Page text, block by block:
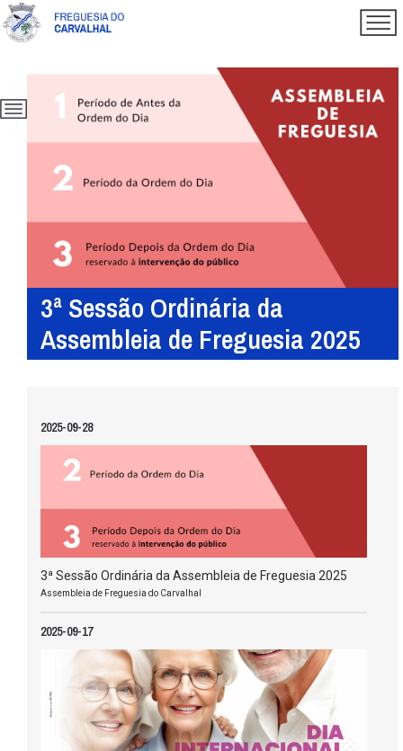
3ª Sessão Ordinária da
Assembleia de Freguesia 2025
2025-09-28
3ª Sessão Ordinária da Assembleia de Freguesia 2025
Assembleia de Freguesia do Carvalhal
2025-09-17